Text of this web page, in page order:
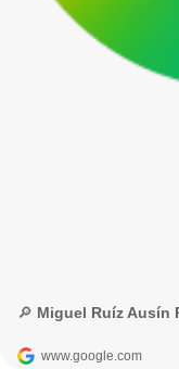
www.google.com